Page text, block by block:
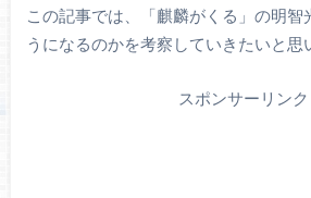
この記事では、「麒麟がくる」の明智
うになるのかを考察していきたいと思
スポンサーリンク